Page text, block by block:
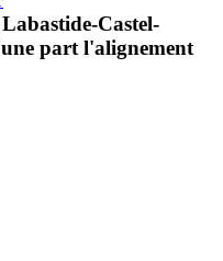
Castel-
part l'alignement